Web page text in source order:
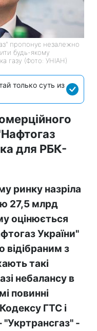
пропонує незалежно
будь-якому
газу (Фото: УНІАН)
только суть из
для РБК-
ринку назріла
27,5 млрд
оцінюється
України"
відібраним з
такі
небалансу в
повинні
ГТС і
"Укртрансгаз" -